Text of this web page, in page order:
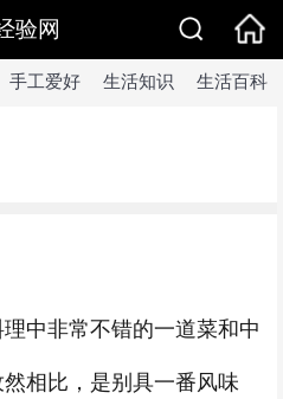
验网
手工爱好 生活知识 生活百科
中非常不错的一道菜和中
相比，是别具一番风味